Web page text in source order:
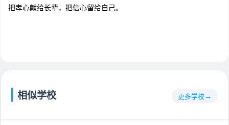
把孝心献给长辈，把信心留给自己。
相似学校 更多学校